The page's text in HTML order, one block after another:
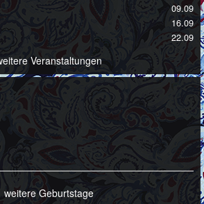
09.09
16.09
22.09
Veranstaltungen
weitere Geburtstage